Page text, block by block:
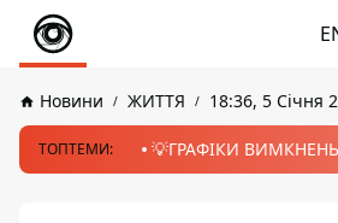
Новини ЖИТТЯ 18:36, 5 Січня
ТОПТЕМИ: 💡ГРАФІКИ